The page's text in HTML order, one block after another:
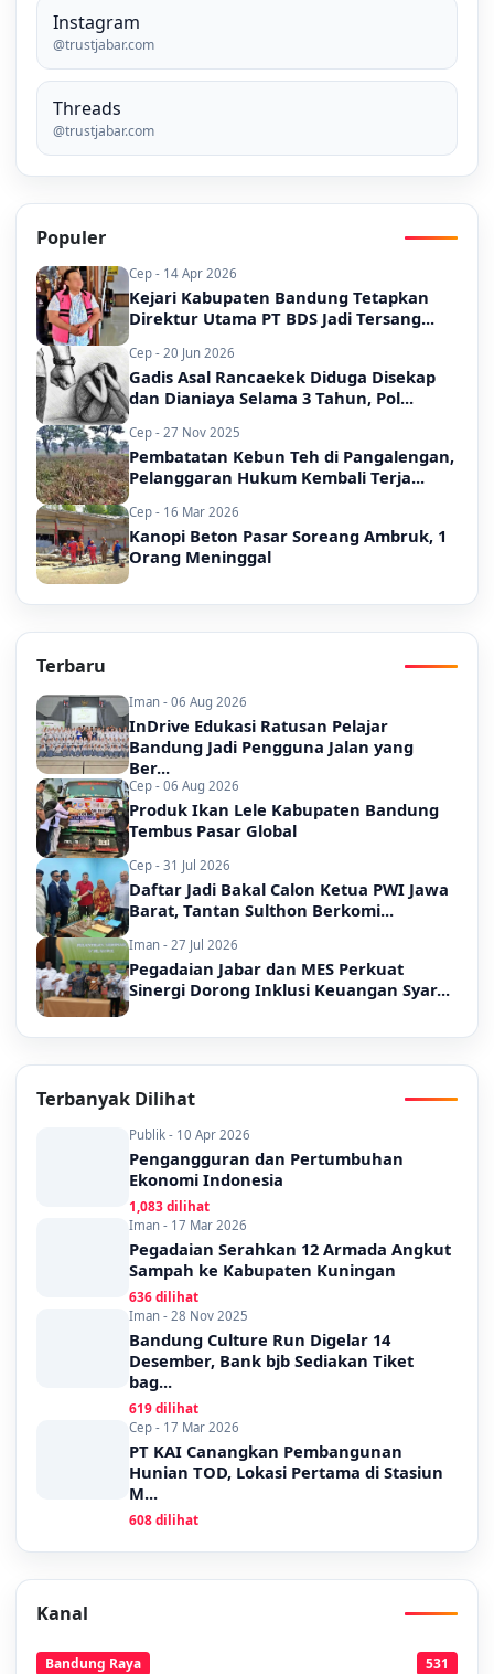
Instagram
@trustjabar.com
Threads
@trustjabar.com
Populer
Cep - 14 Apr 2026
Kejari Kabupaten Bandung Tetapkan
Direktur Utama PT BDS Jadi Tersang...
Cep - 20 Jun 2026
Gadis Asal Rancaekek Diduga Disekap
dan Dianiaya Selama 3 Tahun, Pol...
Cep - 27 Nov 2025
Pembatatan Kebun Teh di Pangalengan,
Pelanggaran Hukum Kembali Terja...
Cep - 16 Mar 2026
Kanopi Beton Pasar Soreang Ambruk, 1
Orang Meninggal
Terbaru
Iman - 06 Aug 2026
InDrive Edukasi Ratusan Pelajar
Bandung Jadi Pengguna Jalan yang
Ber...
Cep - 06 Aug 2026
Produk Ikan Lele Kabupaten Bandung
Tembus Pasar Global
Cep - 31 Jul 2026
Daftar Jadi Bakal Calon Ketua PWI Jawa
Barat, Tantan Sulthon Berkomi...
Iman - 27 Jul 2026
Pegadaian Jabar dan MES Perkuat
Sinergi Dorong Inklusi Keuangan Syar...
Terbanyak Dilihat
Publik - 10 Apr 2026
Pengangguran dan Pertumbuhan
Ekonomi Indonesia
1,083 dilihat
Iman - 17 Mar 2026
Pegadaian Serahkan 12 Armada Angkut
Sampah ke Kabupaten Kuningan
636 dilihat
Iman - 28 Nov 2025
Bandung Culture Run Digelar 14
Desember, Bank bjb Sediakan Tiket
bag...
619 dilihat
Cep - 17 Mar 2026
PT KAI Canangkan Pembangunan
Hunian TOD, Lokasi Pertama di Stasiun
M...
608 dilihat
Kanal
Bandung Raya 531